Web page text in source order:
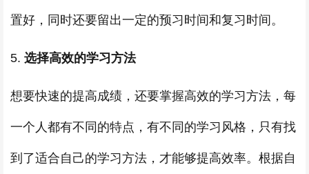
置好，同时还要留出一定的预习时间和复习时间。
5. 选择高效的学习方法
想要快速的提高成绩，还要掌握高效的学习方法，每
一个人都有不同的特点，有不同的学习风格，只有找
到了适合自己的学习方法，才能够提高效率。根据自